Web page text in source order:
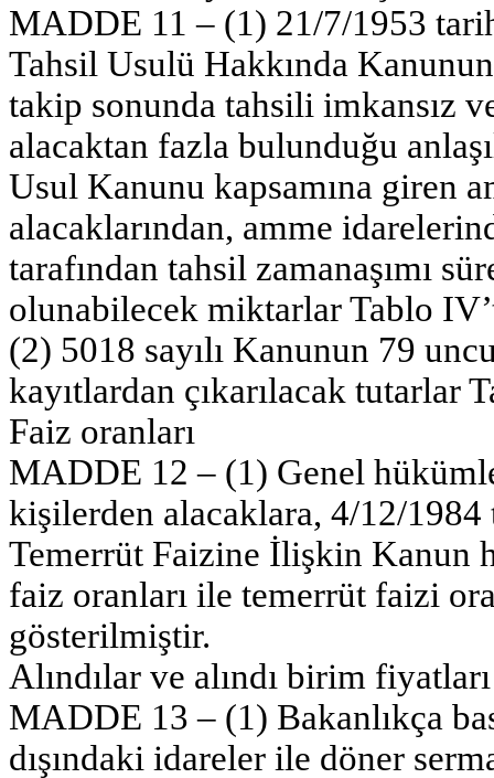
MADDE 11 – (1) 21/7/1953
Tahsil Usulü Hakkında
takip sonunda tahsili imkansız
alacaktan fazla bulunduğu
Usul Kanunu kapsamına giren
alacaklarından, amme
tarafından tahsil zamanaşımı
olunabilecek miktarlar Tablo
(2) 5018 sayılı Kanunun 79
kayıtlardan çıkarılacak tutarlar
Faiz oranları
MADDE 12 – (1) Genel
kişilerden alacaklara, 4/12/
Temerrüt Faizine İlişkin Kanun
faiz oranları ile temerrüt faizi
gösterilmiştir.
Alındılar ve alındı birim fiyatları
MADDE 13 – (1) Bakanlıkça
dışındaki idareler ile döner